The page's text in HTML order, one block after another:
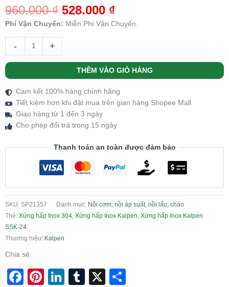
5.00 trên 5
dựa trên
1
960.000₫ 528.000 ₫
Phí Vận Chuyển: Miễn Phí Vận Chuyển.
- +
THÊM VÀO GIỎ HÀNG
Cam kết 100% hàng chính hãng
Tiết kiệm hơn khi đặt mua trên gian hàng Shopee Mall
Giao hàng từ 1 đến 3 ngày
Cho phép đổi trả trong 15 ngày
Thanh toán an toàn được đảm bảo
SKU: SP21357 Danh mục: Nồi cơm, nồi áp suất, nồi lẩu, chảo
Thẻ: Xửng hấp Inox 304, Xửng hấp Inox Kalpen, Xửng hấp Inox Kalpen
SSK-24
Thương hiệu: Kalpen
Chia sẻ:
Facebook
Pinterest
LinkedIn
Tumblr
X